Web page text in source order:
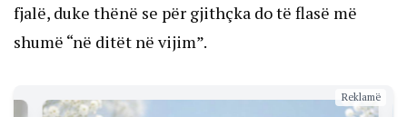
fjalë, duke thënë se për gjithçka do të flasë më
shumë “në ditët në vijim”.
Reklamë